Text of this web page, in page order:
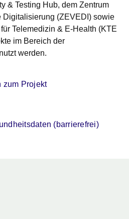
& Testing Hub, dem Zentrum
Digitalisierung (ZEVEDI) sowie
Telemedizin & E-Health (KTE
im Bereich der
werden.
zum Projekt
Fenster
(barrierefrei)
Fenster